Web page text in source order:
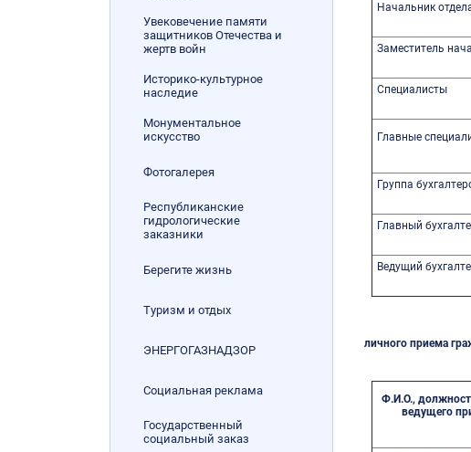
Увековечение памяти
защитников Отечества и
жертв войн
Историко-культурное
наследие
Монументальное
искусство
Фотогалерея
Республиканские
гидрологические
заказники
Берегите жизнь
Туризм и отдых
ЭНЕРГОГАЗНАДЗОР
Социальная реклама
Государственный
социальный заказ
Начальник
Заместитель
Специалисты
Главные
Группа
Главный
Ведущий
личного приема
Ф.И.О.,
ведущего